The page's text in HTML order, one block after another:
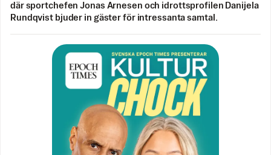
där sportchefen Jonas Arnesen och idrottsprofilen Danijela
Rundqvist bjuder in gäster för intressanta samtal.